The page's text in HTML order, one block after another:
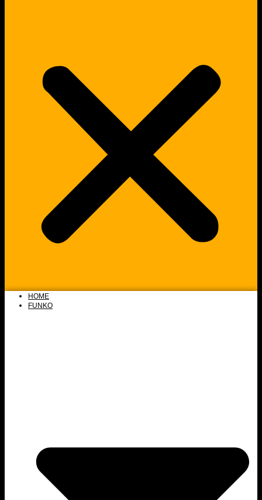
HOME
FUNKO